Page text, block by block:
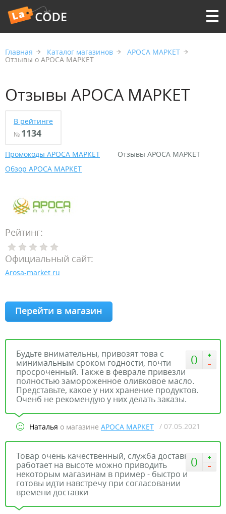
Главная Каталог магазинов АРОСА МАРКЕТ
Отзывы о АРОСА МАРКЕТ
Отзывы АРОСА МАРКЕТ
В рейтинге
№ 1134
Промокоды АРОСА МАРКЕТ
Отзывы АРОСА МАРКЕТ
Обзор АРОСА МАРКЕТ
Рейтинг:
Официальный сайт:
Arosa-market.ru
Перейти в магазин
0
Будьте внимательны, привозят това с
минимальным сроком годности, почти
просроченный. Также в феврале привезли
полностью замороженное оливковое масло.
Представьте, какое у них хранение продуктов.
Оченб не рекомендую у них делать заказы.
Наталья о магазине АРОСА МАРКЕТ / 07.05.2021
0
Товар очень качественный, служба доставки
работает на высоте можно приводить
некоторым магазинам в пример - быстро и
готовы идти навстречу при согласовании
времени доставки